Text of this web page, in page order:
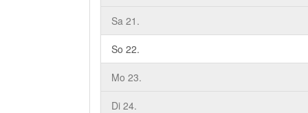
Sa 21.
So 22.
Mo 23.
Di 24.